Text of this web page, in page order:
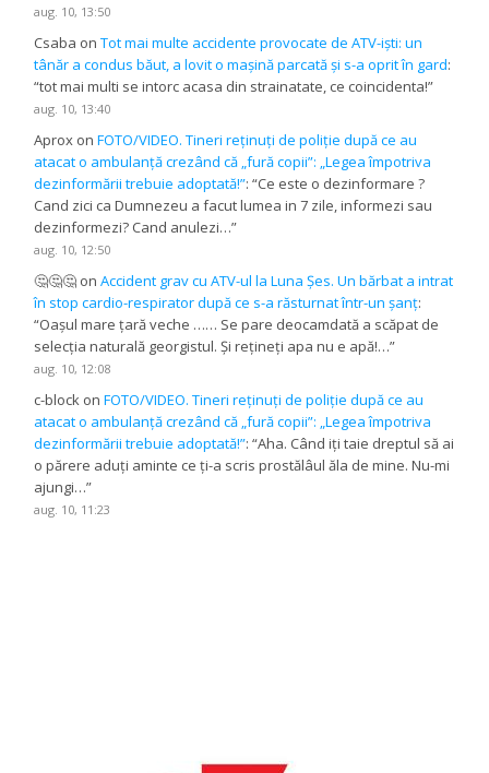
aug. 10, 13:50
Csaba onTot mai multe accidente provocate de ATV-iști: un
tânăr a condus băut, a lovit o mașină parcată și s-a oprit în gard:
“tot mai multi se intorc acasa din strainatate, ce coincidenta!”
aug. 10, 13:40
Aprox onFOTO/VIDEO. Tineri reținuți de poliție după ce au
atacat o ambulanță crezând că „fură copii”: „Legea împotriva
dezinformării trebuie adoptată!”: “Ce este o dezinformare ?
Cand zici ca Dumnezeu a facut lumea in 7 zile, informezi sau
dezinformezi? Cand anulezi…”
aug. 10, 12:50
🤔🤔🤔 onAccident grav cu ATV-ul la Luna Șes. Un bărbat a intrat
în stop cardio-respirator după ce s-a răsturnat într-un șanț:
“Oașul mare țară veche …… Se pare deocamdată a scăpat de
selecția naturală georgistul. Și rețineți apa nu e apă!…”
aug. 10, 12:08
c-block onFOTO/VIDEO. Tineri reținuți de poliție după ce au
atacat o ambulanță crezând că „fură copii”: „Legea împotriva
dezinformării trebuie adoptată!”: “Aha. Când iți taie dreptul să ai
o părere aduți aminte ce ți-a scris prostălâul ăla de mine. Nu-mi
ajungi…”
aug. 10, 11:23